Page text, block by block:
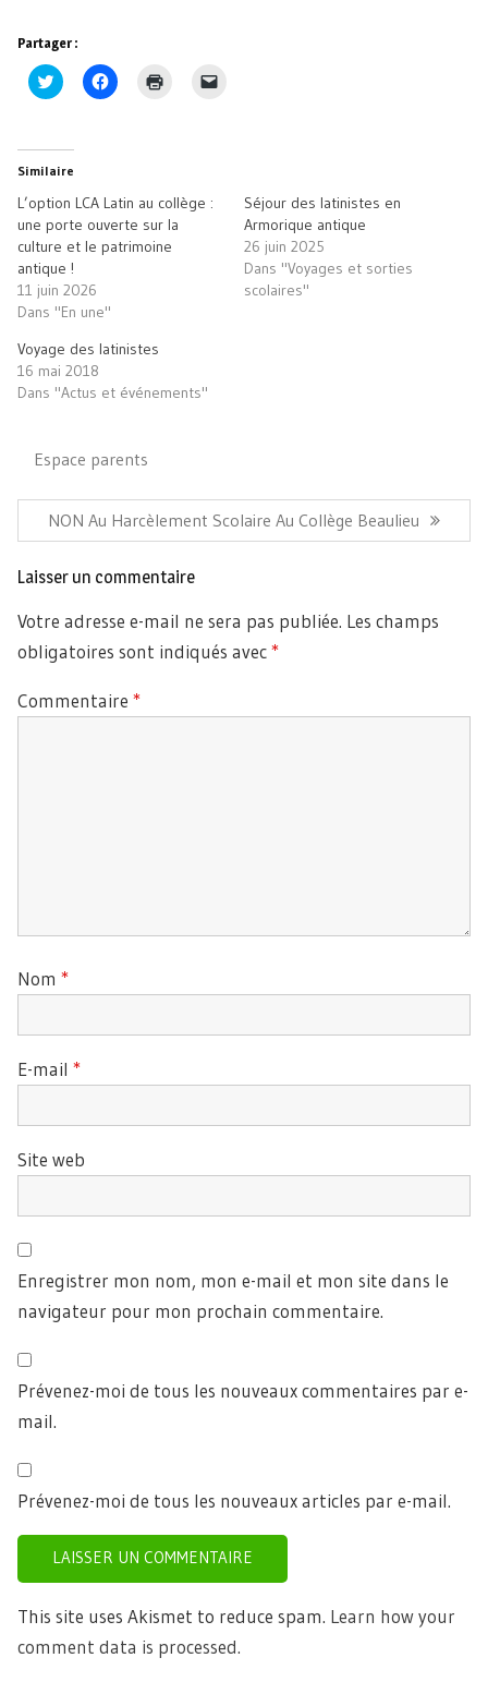
Partager :
Cliquez
pour
dans
une
nouvelle
Cliquez
pour
Cliquer
ami(ouvre
dans
nouvelle
fenêtre)
Similaire
L’option LCA Latin au collège :
une porte ouverte sur la
culture et le patrimoine
antique !
11 juin 2026
Dans "En une"
Séjour des latinistes en
Armorique antique
26 juin 2025
Dans "Voyages et sorties
scolaires"
Voyage des latinistes
16 mai 2018
Dans "Actus et événements"
Espace parents
Navigation
l’article
Article
Précédent:
NON Au Harcèlement Scolaire Au Collège Beaulieu
Laisser un commentaire
Votre adresse e-mail ne sera pas publiée. Les champs
obligatoires sont indiqués avec*
Commentaire *
Nom *
E-mail *
Site web
Enregistrer mon nom, mon e-mail et mon site dans le
navigateur pour mon prochain commentaire.
Prévenez-moi de tous les nouveaux commentaires par e-
mail.
Prévenez-moi de tous les nouveaux articles par e-mail.
This site uses Akismet to reduce spam. Learn how your
comment data is processed.